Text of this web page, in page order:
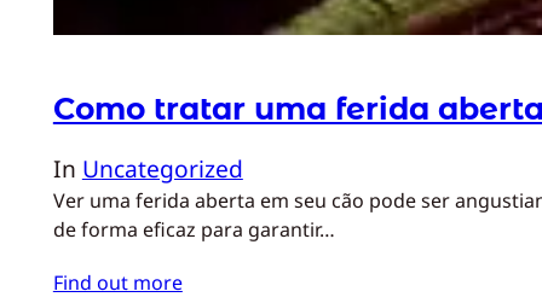
Como tratar uma ferida
In Uncategorized
Ver uma ferida aberta em seu cão pode ser
de forma eficaz para garantir…
Find out more